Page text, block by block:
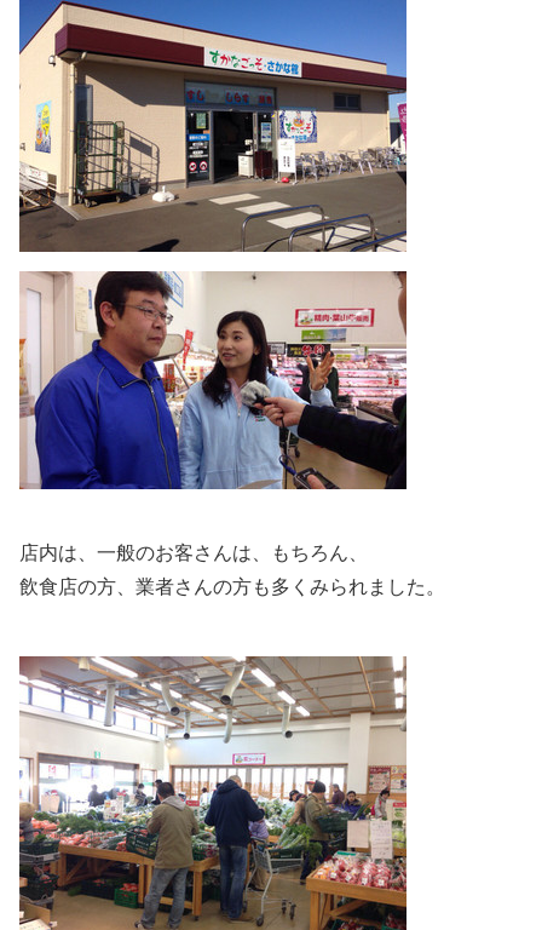
店内は、一般のお客さんは、もちろん、
飲食店の方、業者さんの方も多くみられました。